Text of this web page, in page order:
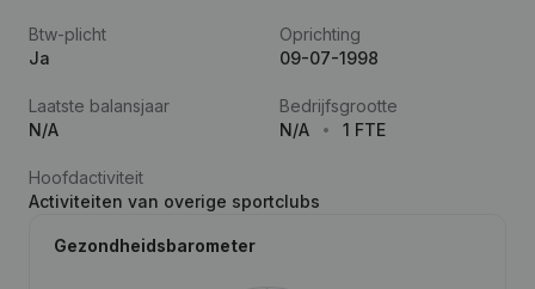
Btw-plicht
Ja
Oprichting
09-07-1998
Laatste balansjaar
N/A
Bedrijfsgrootte
N/A
1 FTE
Hoofdactiviteit
Activiteiten van overige sportclubs
Gezondheidsbarometer